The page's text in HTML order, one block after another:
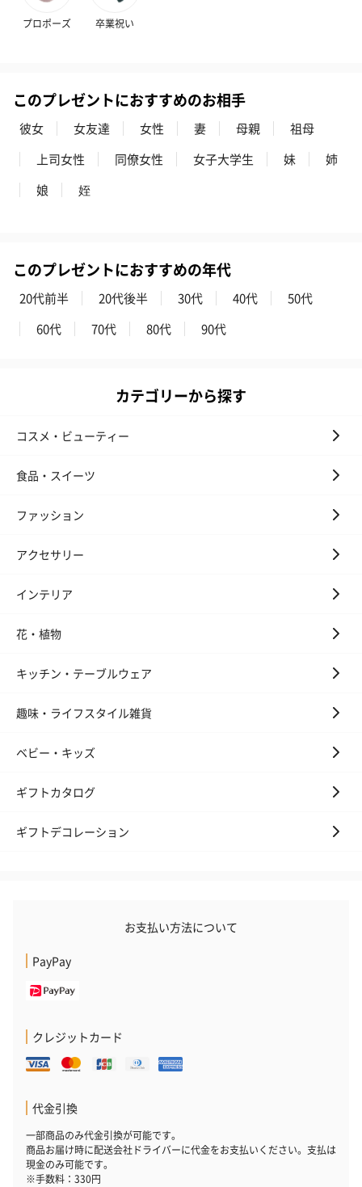
プロポーズ 卒業祝い
このプレゼントにおすすめのお相手
彼女 女友達 女性 妻 母親
祖母
上司女性
同僚女性 女子大学生 妹
姉
娘
姪
このプレゼントにおすすめの年代
20代前半 20代後半 30代 40代
50代
60代
70代 80代 90代
カテゴリーから探す
コスメ・ビューティー
食品・スイーツ
ファッション
アクセサリー
インテリア
花・植物
キッチン・テーブルウェア
趣味・ライフスタイル雑貨
ベビー・キッズ
ギフトカタログ
ギフトデコレーション
お支払い方法について
PayPay
クレジットカード
代金引換
一部商品のみ代金引換が可能です。
商品お届け時に配送会社ドライバーに代金をお支払いください。支払は
現金のみ可能です。
※手数料：330円